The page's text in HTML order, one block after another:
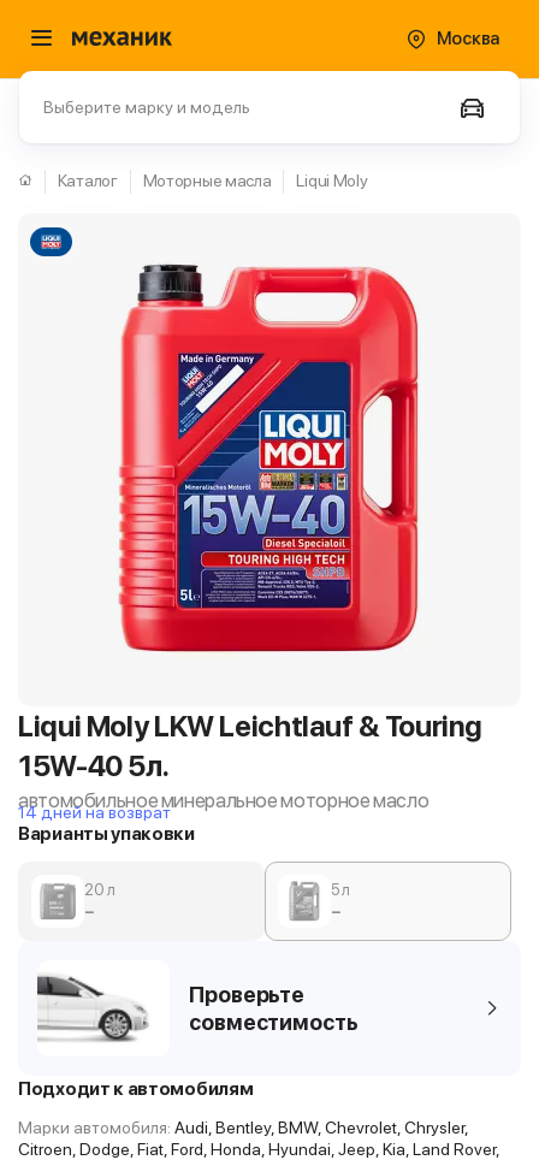
Москва
Выберите марку и модель
Каталог Моторные масла Liqui Moly
Liqui Moly LKW Leichtlauf & Touring
15W-40 5л.
автомобильное минеральное моторное масло
14 дней на возврат
Варианты упаковки
20 л
−
5 л
−
Проверьте
совместимость
Подходит к автомобилям
Марки автомобиля: Audi, Bentley, BMW, Chevrolet, Chrysler,
Citroen, Dodge, Fiat, Ford, Honda, Hyundai, Jeep, Kia, Land Rover,